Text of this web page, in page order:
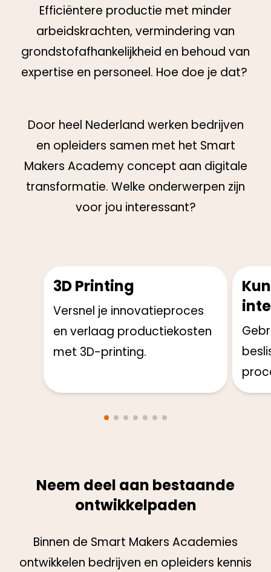
Efficiëntere productie met minder
arbeidskrachten, vermindering van
grondstofafhankelijkheid en behoud van
expertise en personeel. Hoe doe je dat?
Door heel Nederland werken bedrijven
en opleiders samen met het Smart
Makers Academy concept aan digitale
transformatie. Welke onderwerpen zijn
voor jou interessant?
3D Printing
Versnel je innovatieproces
en verlaag productiekosten
met 3D-printing.
Neem deel aan bestaande
ontwikkelpaden
Binnen de Smart Makers Academies
ontwikkelen bedrijven en opleiders kennis